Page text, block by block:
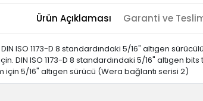
Ürün Açıklaması Garanti ve
ISO 1173-D 8 standardındaki 5/16" altıgen
DIN ISO 1173-D 8 standardındaki 5/16" altıgen
5/16" altıgen sürücü (Wera bağlantı serisi 2)